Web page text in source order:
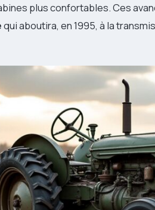
plus confortables. Ces
qui aboutira, en 1995, à la